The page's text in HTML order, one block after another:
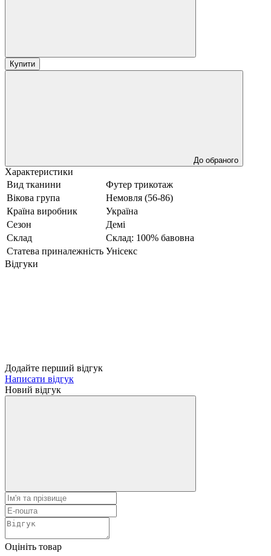
Купити
До обраного
Характеристики
Вид тканини
Футер трикотаж
Вікова група
Немовля (56-86)
Країна виробник
Україна
Сезон
Демі
Склад
Склад: 100% бавовна
Статева приналежність Унісекс
Відгуки
Додайте перший відгук
Написати відгук
Новий відгук
Оцініть товар